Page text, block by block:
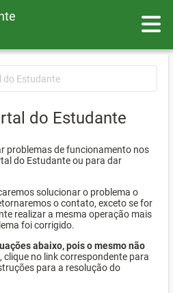
do Estudante
do Estudante
problemas de funcionamento nos
do Estudante ou para dar
solucionar o problema o
o contato, exceto se for
realizar a mesma operação mais
foi corrigido.
abaixo, pois o mesmo não
clique no link correspondente para
para a resolução do